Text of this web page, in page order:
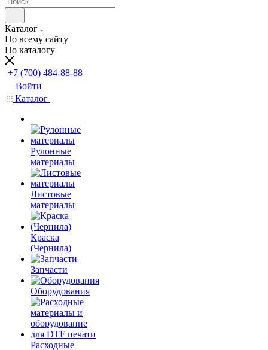
Каталог
По всему сайту
По каталогу
+7 (700) 484-88-88
Войти
Каталог
Рулонные
материалы
Листовые
материалы
Краска
(Чернила)
Запчасти
Оборудования
Расходные